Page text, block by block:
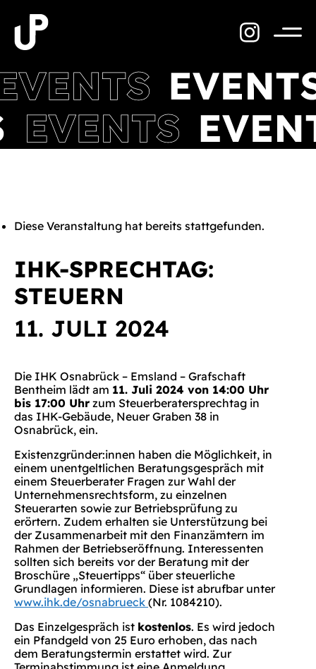
Inhalt
springen
Diese Veranstaltung hat bereits stattgefunden.
IHK-SPRECHTAG:
STEUERN
11. JULI 2024
Die IHK Osnabrück – Emsland – Grafschaft
Bentheim lädt am 11. Juli 2024 von 14:00 Uhr
bis 17:00 Uhr zum Steuerberatersprechtag in
das IHK-Gebäude, Neuer Graben 38 in
Osnabrück, ein.
Existenzgründer:innen haben die Möglichkeit, in
einem unentgeltlichen Beratungsgespräch mit
einem Steuerberater Fragen zur Wahl der
Unternehmensrechtsform, zu einzelnen
Steuerarten sowie zur Betriebsprüfung zu
erörtern. Zudem erhalten sie Unterstützung bei
der Zusammenarbeit mit den Finanzämtern im
Rahmen der Betriebseröffnung. Interessenten
sollten sich bereits vor der Beratung mit der
Broschüre „Steuertipps“ über steuerliche
Grundlagen informieren. Diese ist abrufbar unter
www.ihk.de/osnabrueck (Nr. 1084210).
Das Einzelgespräch ist kostenlos. Es wird jedoch
ein Pfandgeld von 25 Euro erhoben, das nach
dem Beratungstermin erstattet wird. Zur